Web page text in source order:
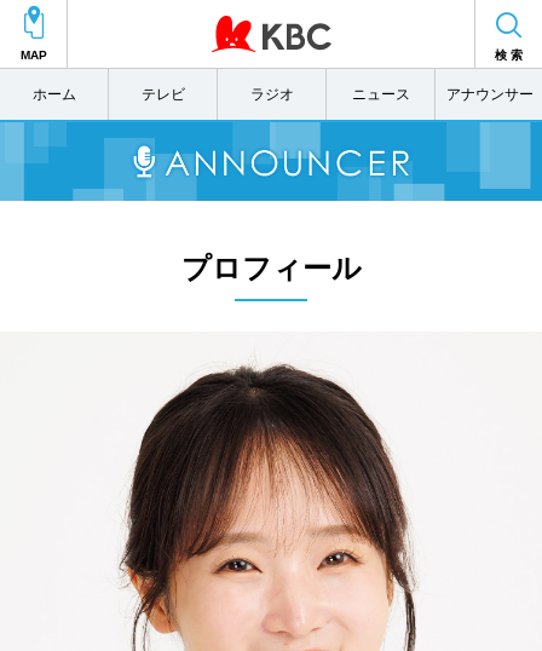
MAP 検 索
ホーム テレビ ラジオ ニュース アナウンサー
プロフィール